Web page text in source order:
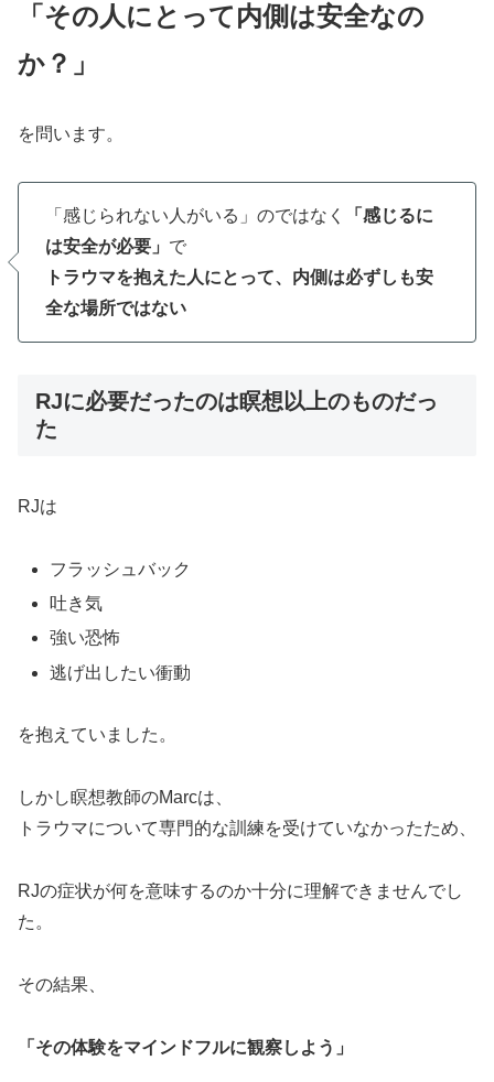
「その人にとって内側は安全なの
か？」
を問います。
「感じられない人がいる」のではなく
「感じるに
は安全が必要」 で
トラウマを抱えた人にとって、内側は必ずしも安
全な場所ではない
RJに必要だったのは瞑想以上のものだっ
た
RJは
フラッシュバック
吐き気
強い恐怖
逃げ出したい衝動
を抱えていました。
しかし瞑想教師のMarcは、
トラウマについて専門的な訓練を受けていなかったため、
RJの症状が何を意味するのか十分に理解できませんでし
た。
その結果、
「その体験をマインドフルに観察しよう」